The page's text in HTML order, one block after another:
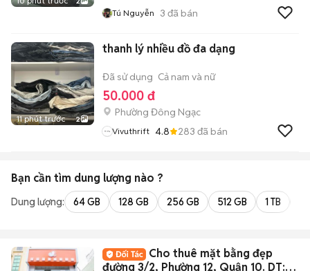
Tú Nguyễn 3 đã bán
11 phút trước 2
thanh lý nhiều đồ đa dạng
Đã sử dụng Cả nam và nữ
50.000 đ
Phường Đông Ngạc
Vivuthrift 4.8 283 đã bán
Bạn cần tìm dung lượng nào ?
Dung lượng: 64 GB 128 GB 256 GB 512 GB 1 TB
Cho thuê mặt bằng đẹp
đường 3/2, Phường 12, Quận 10. DT: